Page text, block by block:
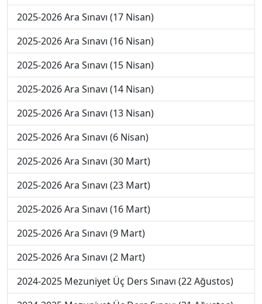
2025-2026 Ara Sınavı (17 Nisan)
2025-2026 Ara Sınavı (16 Nisan)
2025-2026 Ara Sınavı (15 Nisan)
2025-2026 Ara Sınavı (14 Nisan)
2025-2026 Ara Sınavı (13 Nisan)
2025-2026 Ara Sınavı (6 Nisan)
2025-2026 Ara Sınavı (30 Mart)
2025-2026 Ara Sınavı (23 Mart)
2025-2026 Ara Sınavı (16 Mart)
2025-2026 Ara Sınavı (9 Mart)
2025-2026 Ara Sınavı (2 Mart)
2024-2025 Mezuniyet Üç Ders Sınavı (22 Ağustos)